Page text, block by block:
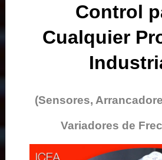
Control
Cualquier
(Sensores,
Variadores de